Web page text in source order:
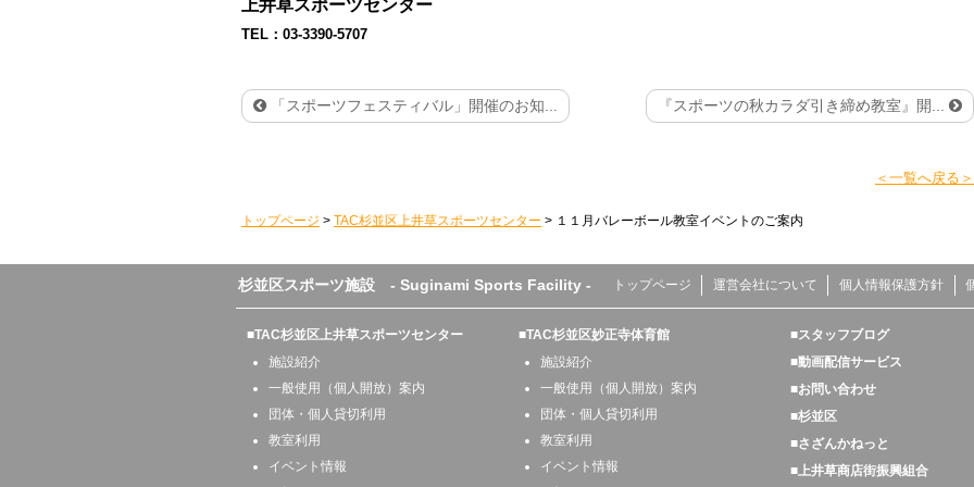
上井草スポーツセンター
TEL：03-3390-5707
「スポーツフェスティバル」開催のお知... 『スポーツの秋カラダ引き締め教室』開...
＜一覧へ戻る＞
トップページ > TAC杉並区上井草スポーツセンター > １１月バレーボール教室イベントのご案内
杉並区スポーツ施設 - Suginami Sports Facility - トップページ 運営会社について 個人情報保護方針
■TAC杉並区上井草スポーツセンター
施設紹介
一般使用（個人開放）案内
団体・個人貸切利用
教室利用
イベント情報
■TAC杉並区妙正寺体育館
施設紹介
一般使用（個人開放）案内
団体・個人貸切利用
教室利用
イベント情報
■スタッフブログ
■動画配信サービス
■お問い合わせ
■杉並区
■さざんかねっと
■上井草商店街振興組合